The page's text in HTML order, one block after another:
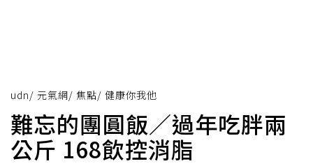
udn/ 元氣網/ 焦點/ 健康你我他
難忘的團圓飯／過年吃胖兩
公斤 168飲控消脂